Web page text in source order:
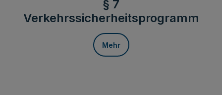
§ 7
Verkehrssicherheitsprogramm
Mehr